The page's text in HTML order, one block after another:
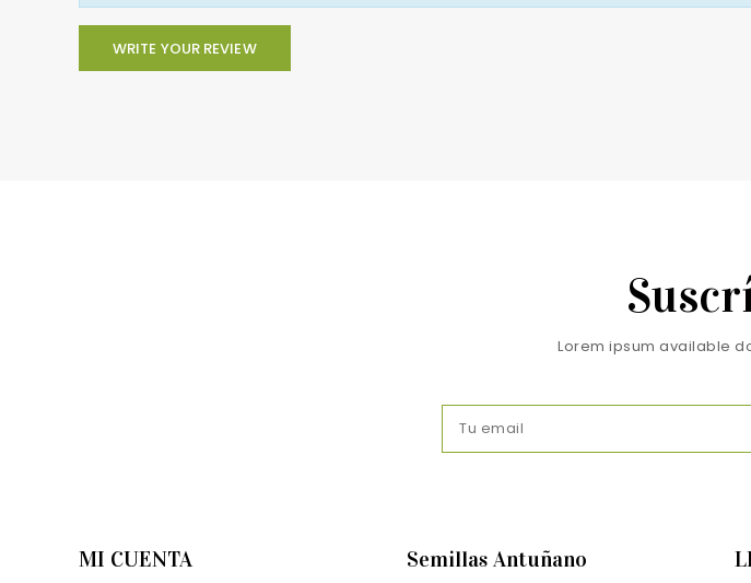
WRITE YOUR REVIEW
Lorem ipsum available
MI CUENTA Semillas Antuñano